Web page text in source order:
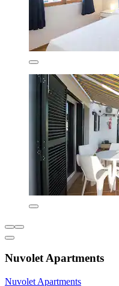
Nuvolet Apartments
Nuvolet Apartments